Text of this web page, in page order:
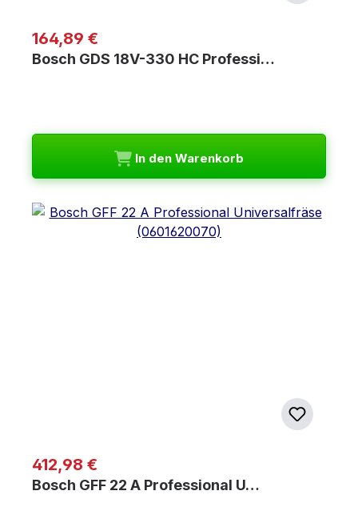
Regulärer Preis:
164,89 €
Bosch GDS 18V-330 HC Professi…
In den Warenkorb
Regulärer Preis:
412,98 €
Bosch GFF 22 A Professional U…